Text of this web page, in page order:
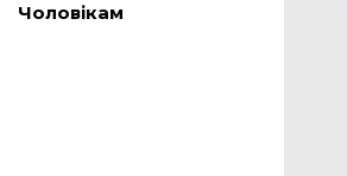
Чоловікам